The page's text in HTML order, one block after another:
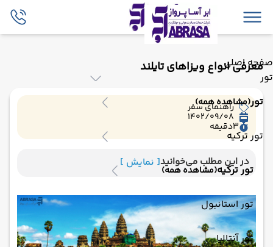
صفحه اصلی
تور
تور(مشاهده همه)
تور ترکیه
تور ترکیه(مشاهده همه)
تور استانبول
تور آنتالیا
معرفی انواع ویزاهای تایلند
راهنمای سفر
1402/09/08
3دقیقه
در این مطلب می‌خوانید[ نمایش ]